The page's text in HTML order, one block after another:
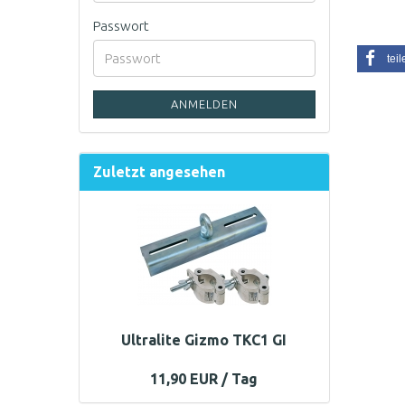
Passwort
ANMELDEN
Zuletzt angesehen
Ultralite Gizmo TKC1 GI
11,90 EUR / Tag